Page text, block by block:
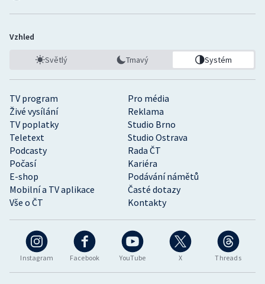
Instagram Facebook YouTube X Threads
TV program
Pro média
Živé vysílání
Reklama
TV poplatky
Studio Brno
Teletext
Studio Ostrava
Podcasty
Rada ČT
Počasí
Kariéra
E-shop
Podávání námětů
Mobilní a TV aplikace
Časté dotazy
Vše o ČT
Kontakty
Vzhled
Světlý Tmavý Systém